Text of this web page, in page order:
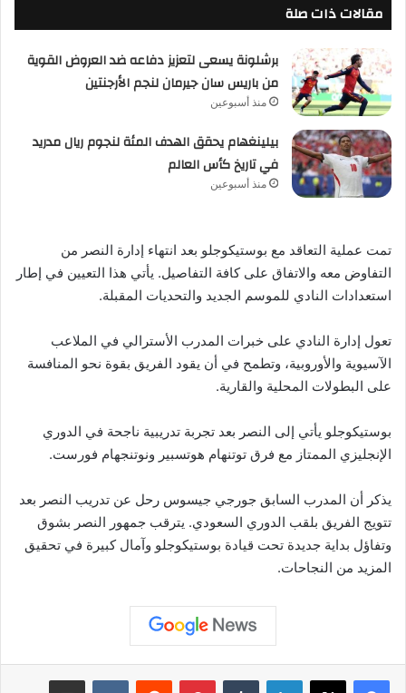
مقالات ذات صلة
برشلونة يسعى لتعزيز دفاعه ضد العروض القوية
من باريس سان جيرمان لنجم الأرجنتين
منذ أسبوعين
بيلينغهام يحقق الهدف المئة لنجوم ريال مدريد
في تاريخ كأس العالم
منذ أسبوعين
تمت عملية التعاقد مع بوستيكوجلو بعد انتهاء إدارة النصر من
التفاوض معه والاتفاق على كافة التفاصيل. يأتي هذا التعيين في إطار
استعدادات النادي للموسم الجديد والتحديات المقبلة.
تعول إدارة النادي على خبرات المدرب الأسترالي في الملاعب
الآسيوية والأوروبية، وتطمح في أن يقود الفريق بقوة نحو المنافسة
على البطولات المحلية والقارية.
بوستيكوجلو يأتي إلى النصر بعد تجربة تدريبية ناجحة في الدوري
الإنجليزي الممتاز مع فرق توتنهام هوتسبير ونوتنجهام فورست.
يذكر أن المدرب السابق جورجي جيسوس رحل عن تدريب النصر بعد
تتويج الفريق بلقب الدوري السعودي. يترقب جمهور النصر بشوق
وتفاؤل بداية جديدة تحت قيادة بوستيكوجلو وآمال كبيرة في تحقيق
المزيد من النجاحات.
لينكدإن بينتيريست مشاركة عبر البريد